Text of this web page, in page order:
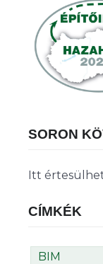
SORON
Itt
CÍMKÉK
BIM